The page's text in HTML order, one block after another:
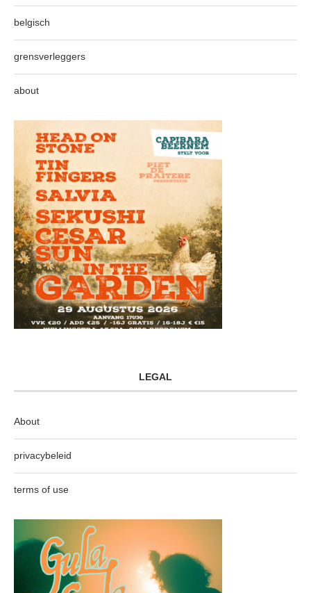
belgisch
grensverleggers
about
LEGAL
About
privacybeleid
terms of use